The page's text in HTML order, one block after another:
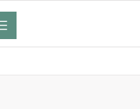
meny